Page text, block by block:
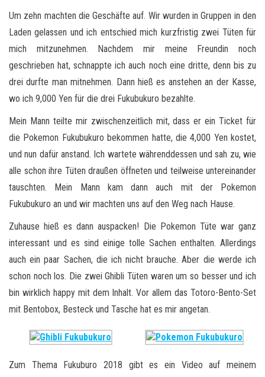
Um zehn machten die Geschäfte auf. Wir wurden in Gruppen in den
Laden gelassen und ich entschied mich kurzfristig zwei Tüten für
mich mitzunehmen. Nachdem mir meine Freundin noch
geschrieben hat, schnappte ich auch noch eine dritte, denn bis zu
drei durfte man mitnehmen. Dann hieß es anstehen an der Kasse,
wo ich 9,000 Yen für die drei Fukubukuro bezahlte.
Mein Mann teilte mir zwischenzeitlich mit, dass er ein Ticket für
die Pokemon Fukubukuro bekommen hatte, die 4,000 Yen kostet,
und nun dafür anstand. Ich wartete währenddessen und sah zu, wie
alle schon ihre Tüten draußen öffneten und teilweise untereinander
tauschten. Mein Mann kam dann auch mit der Pokemon
Fukubukuro an und wir machten uns auf den Weg nach Hause.
Zuhause hieß es dann auspacken! Die Pokemon Tüte war ganz
interessant und es sind einige tolle Sachen enthalten. Allerdings
auch ein paar Sachen, die ich nicht brauche. Aber die werde ich
schon noch los. Die zwei Ghibli Tüten waren um so besser und ich
bin wirklich happy mit dem Inhalt. Vor allem das Totoro-Bento-Set
mit Bentobox, Besteck und Tasche hat es mir angetan.
Zum Thema Fukuburo 2018 gibt es ein Video auf meinem